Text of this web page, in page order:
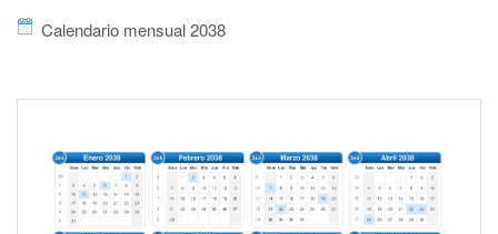
Calendario mensual 2038